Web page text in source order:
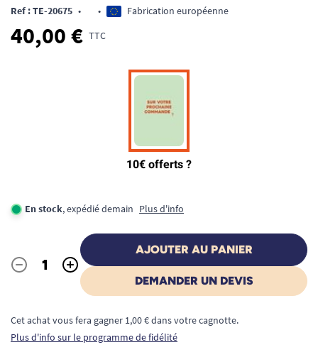
Ref : TE-20675 • • Fabrication européenne
40,00 € TTC
En stock, expédié demain Plus d'info
Quantité
- +
AJOUTER AU PANIER
DEMANDER UN DEVIS
Cet achat vous fera gagner 1,00 € dans votre cagnotte.
Plus d'info sur le programme de fidélité